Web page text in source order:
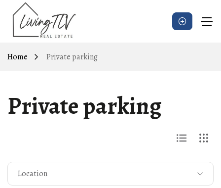
Home Private parking
Private parking
Location